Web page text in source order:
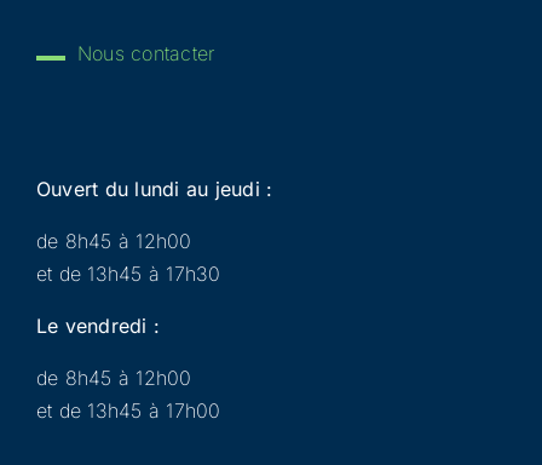
Nous contacter
Ouvert du lundi au jeudi :
de 8h45 à 12h00
et de 13h45 à 17h30
Le vendredi :
de 8h45 à 12h00
et de 13h45 à 17h00